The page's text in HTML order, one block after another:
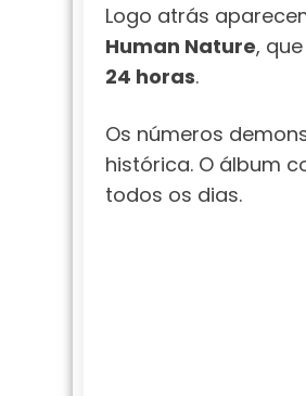
Logo atrás
Human Nature,
24 horas.
Os números
histórica. O álbum
todos os dias.